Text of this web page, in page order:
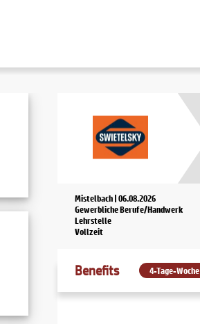
Mistelbach | 06.08.2026
Gewerbliche Berufe/Handwerk
Lehrstelle
Vollzeit
Benefits 4-Tage-Woche